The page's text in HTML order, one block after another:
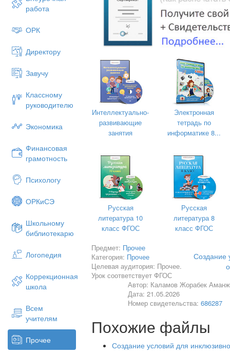
работа
ОРК
Директору
Завучу
Классному
руководителю
Экономика
Финансовая
грамотность
Психологу
ОРКиСЭ
Школьному
библиотекарю
Логопедия
Коррекционная
школа
Всем
учителям
Прочее
Интеллектуально-
развивающие
занятия
Электронная
тетрадь по
информатике 8...
Русская
литература 10
класс ФГОС
Русская
литература 8
класс ФГОС
Предмет: Прочее
Категория: Прочее
Целевая аудитория: Прочее.
Урок соответствует ФГОС
Создание
Автор: Каламов Жорабек
Дата: 21.05.2026
Номер свидетельства: 686287
Похожие файлы
Создание условий для